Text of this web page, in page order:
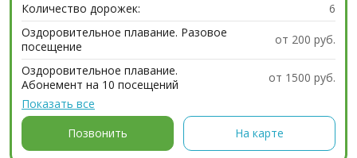
Количество дорожек:
6
Оздоровительное плавание. Разовое
посещение
от 200 руб.
Оздоровительное плавание.
Абонемент на 10 посещений
от 1500 руб.
Показать все
Позвонить
На карте